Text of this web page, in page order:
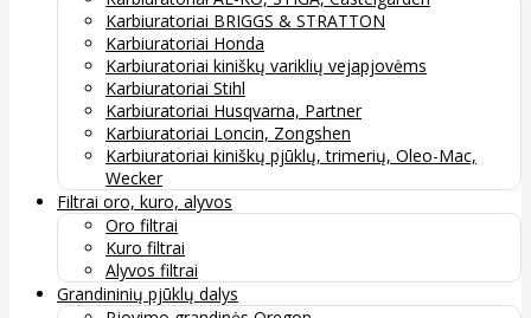
Karbiuratoriai BRIGGS & STRATTON
Karbiuratoriai Honda
Karbiuratoriai kiniškų variklių vejapjovėms
Karbiuratoriai Stihl
Karbiuratoriai Husqvarna, Partner
Karbiuratoriai Loncin, Zongshen
Karbiuratoriai kiniškų pjūklų, trimerių, Oleo-Mac,
Wecker
Filtrai oro, kuro, alyvos
Oro filtrai
Kuro filtrai
Alyvos filtrai
Grandininių pjūklų dalys